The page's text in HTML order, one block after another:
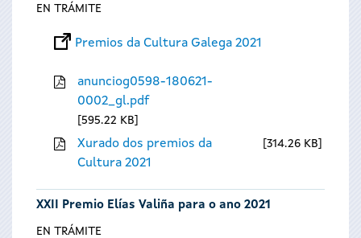
EN TRÁMITE
Premios da Cultura Galega 2021
anunciog0598-180621-
0002_gl.pdf
595.22 KB
Xurado dos premios da
Cultura 2021
314.26 KB
XXII Premio Elías Valiña para o ano 2021
EN TRÁMITE